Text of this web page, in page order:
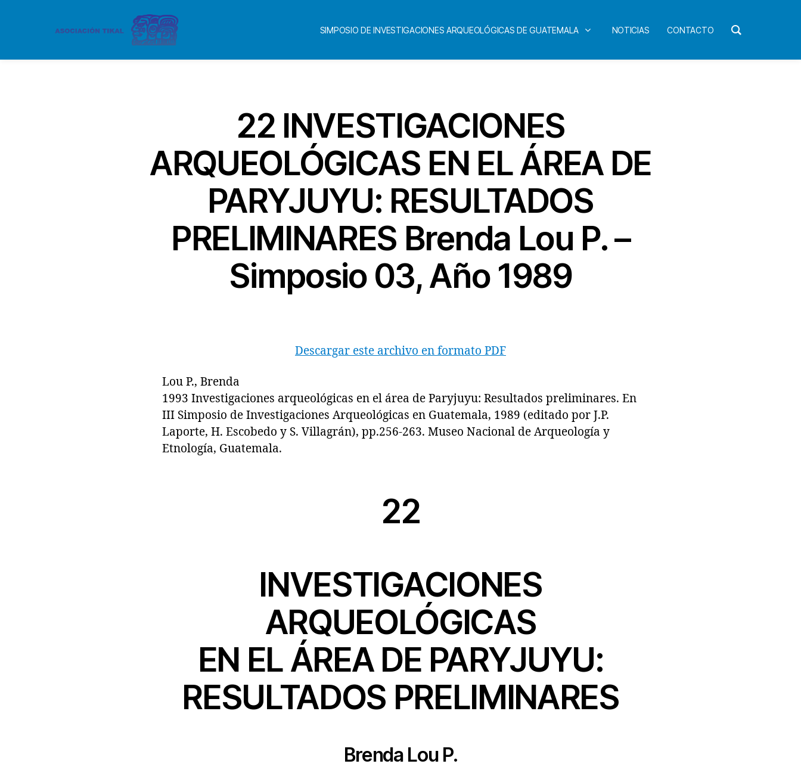
SIMPOSIO DE INVESTIGACIONES ARQUEOLÓGICAS DE GUATEMALA NOTICIAS CONTACTO
22 INVESTIGACIONES
ARQUEOLÓGICAS EN EL ÁREA DE
PARYJUYU: RESULTADOS
PRELIMINARES Brenda Lou P. –
Simposio 03, Año 1989
Descargar este archivo en formato PDF
Lou P., Brenda
1993 Investigaciones arqueológicas en el área de Paryjuyu: Resultados preliminares. En
III Simposio de Investigaciones Arqueológicas en Guatemala, 1989 (editado por J.P.
Laporte, H. Escobedo y S. Villagrán), pp.256-263. Museo Nacional de Arqueología y
Etnología, Guatemala.
22
INVESTIGACIONES
ARQUEOLÓGICAS
EN EL ÁREA DE PARYJUYU:
RESULTADOS PRELIMINARES
Brenda Lou P.